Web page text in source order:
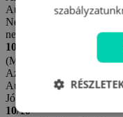
Automatikus fordítás (
Nem igazán illik a leírás,
nem szerettünk, hogy egy
10/10
(Michal R. -
Az értékelés létrehozva: 5.
Automatikus fordítás (
Jó
10/10